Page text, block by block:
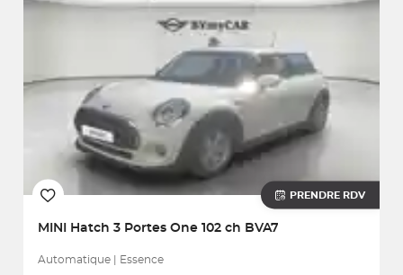
PRENDRE RDV
MINI Hatch 3 Portes One 102 ch BVA7
Automatique | Essence